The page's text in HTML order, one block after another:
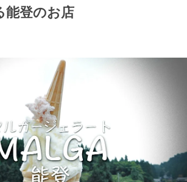
能登のお店